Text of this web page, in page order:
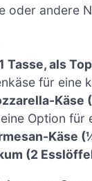
oder andere
Tasse, als
für eine
Käse
Option für
Käse
(2